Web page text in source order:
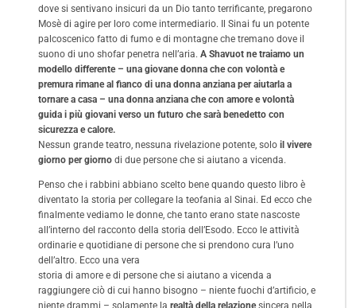
dove si sentivano insicuri da un Dio tanto terrificante, pregarono
Mosè di agire per loro come intermediario. Il Sinai fu un potente
palcoscenico fatto di fumo e di montagne che tremano dove il
suono di uno shofar penetra nell’aria. A Shavuot ne traiamo un
modello differente – una giovane donna che con volontà e
premura rimane al fianco di una donna anziana per aiutarla a
tornare a casa – una donna anziana che con amore e volontà
guida i più giovani verso un futuro che sarà benedetto con
sicurezza e calore.
Nessun grande teatro, nessuna rivelazione potente, solo il vivere
giorno per giorno di due persone che si aiutano a vicenda.
Penso che i rabbini abbiano scelto bene quando questo libro è
diventato la storia per collegare la teofania al Sinai. Ed ecco che
finalmente vediamo le donne, che tanto erano state nascoste
all’interno del racconto della storia dell’Esodo. Ecco le attività
ordinarie e quotidiane di persone che si prendono cura l’uno
dell’altro. Ecco una vera
storia di amore e di persone che si aiutano a vicenda a
raggiungere ciò di cui hanno bisogno – niente fuochi d’artificio, e
niente drammi – solamente la realtà della relazionesincera nella